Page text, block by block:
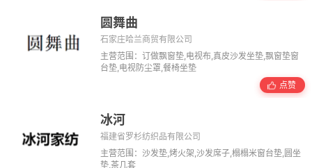
圆舞曲
石家庄哈兰商贸有限公司
主营范围：订做飘窗垫,电视布,真皮沙发坐垫,飘窗垫窗
台垫,电视防尘罩,餐椅坐垫
点赞
冰河
福建省罗杉纺织品有限公司
主营范围：沙发垫,烤火架,沙发席子,榻榻米窗台垫,圆坐
垫,茶几套